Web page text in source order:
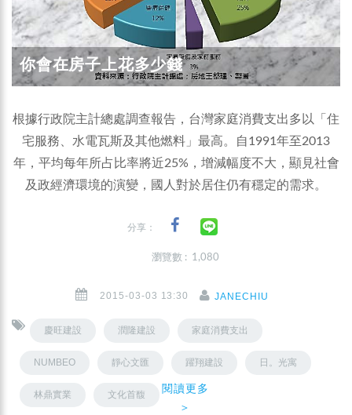
你會在房子上花多少錢
根據行政院主計總處調查報告，台灣家庭消費支出多以「住
宅服務、水電瓦斯及其他燃料」最高。自1991年至2013
年，平均每年所占比率將近25%，增減幅度不大，顯見社會
及政經濟環境的演變，國人對於居住仍有穩定的需求。
分享：
瀏覽數 : 1,080
2015-03-03 13:30 JANECHIU
慶旺建設 潤隆建設 家庭消費支出
NUMBEO 靜心文匯 躍翔建設 日。光寓
林鼎實業 文化首馥
閱讀更多
＞